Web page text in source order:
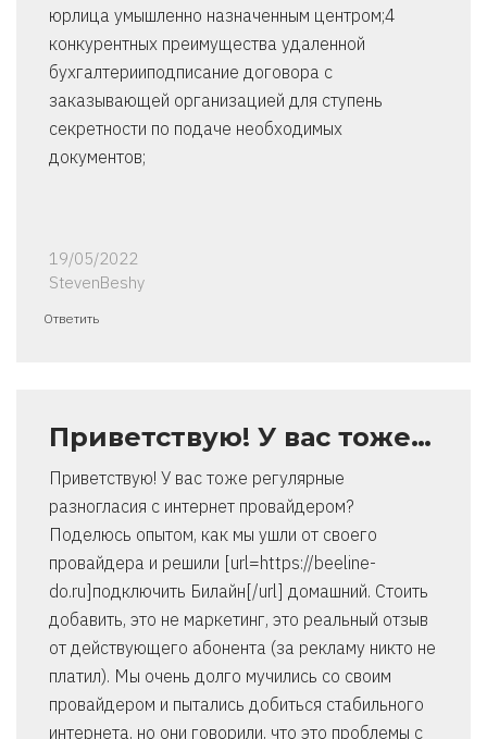
юрлица умышленно назначенным центром;4
конкурентных преимущества удаленной
бухгалтерииподписание договора с
заказывающей организацией для ступень
секретности по подаче необходимых
документов;
19/05/2022
StevenBeshy
Ответить
Приветствую! У вас тоже…
Приветствую! У вас тоже регулярные
разногласия с интернет провайдером?
Поделюсь опытом, как мы ушли от своего
провайдера и решили [url=https://beeline-
do.ru]подключить Билайн[/url] домашний. Стоить
добавить, это не маркетинг, это реальный отзыв
от действующего абонента (за рекламу никто не
платил). Мы очень долго мучились со своим
провайдером и пытались добиться стабильного
интернета, но они говорили, что это проблемы с